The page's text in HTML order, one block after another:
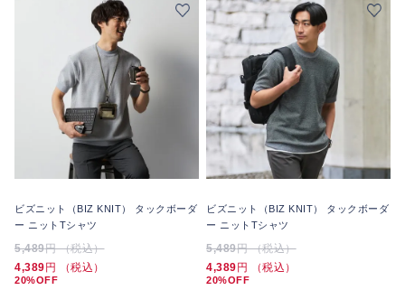
ビズニット（BIZ KNIT） タックボーダ
ー ニットTシャツ
5,489円 （税込）
4,389円 （税込）
20%OFF
ビズニット（BIZ KNIT） タックボーダ
ー ニットTシャツ
5,489円 （税込）
4,389円 （税込）
20%OFF